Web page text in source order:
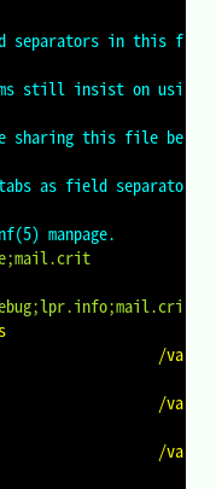
separators in this f
still insist on usi
sharing this file be
as field separato
manpage.
/va
/va
/va